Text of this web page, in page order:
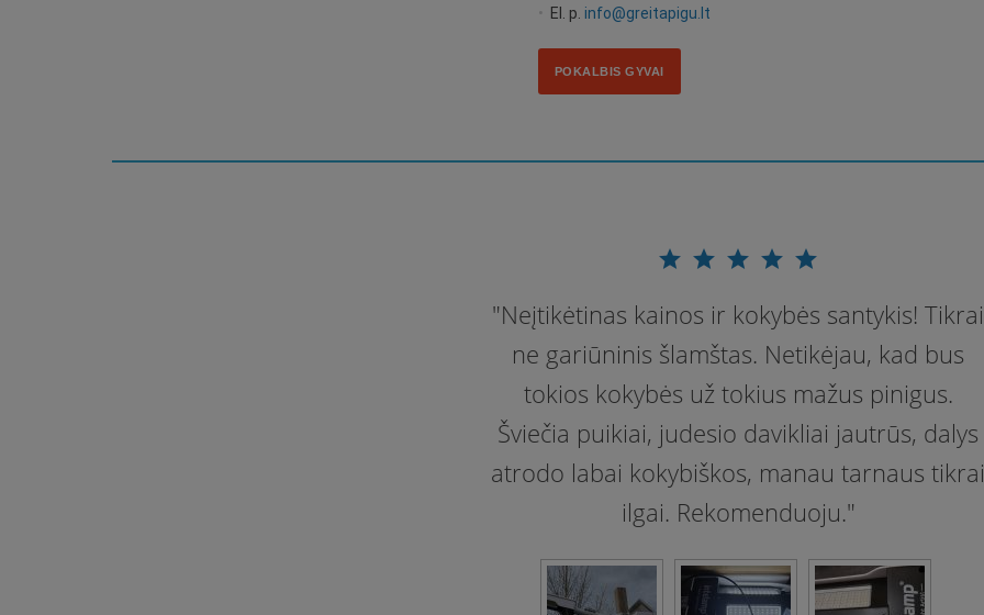
• El. p. info@greitapigu.lt
POKALBIS GYVAI
star star star star star
"Neįtikėtinas kainos ir kokybės santykis! Tikrai
ne gariūninis šlamštas. Netikėjau, kad bus
tokios kokybės už tokius mažus pinigus.
Šviečia puikiai, judesio davikliai jautrūs, dalys
atrodo labai kokybiškos, manau tarnaus tikrai
ilgai. Rekomenduoju."